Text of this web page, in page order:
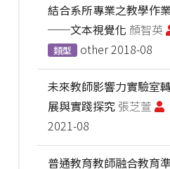
結合系所專業之教學作
──文本視覺化 顏智英
類型 other2018-08
未來教師影響力實驗室
展與實踐探究 張芝萱
2021-08
普通教育教師融合教育